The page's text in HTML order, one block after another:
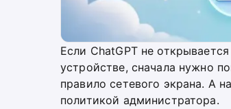
Если ChatGPT не
устройстве, сначала нужно
правило сетевого экрана. А
политикой администратора.